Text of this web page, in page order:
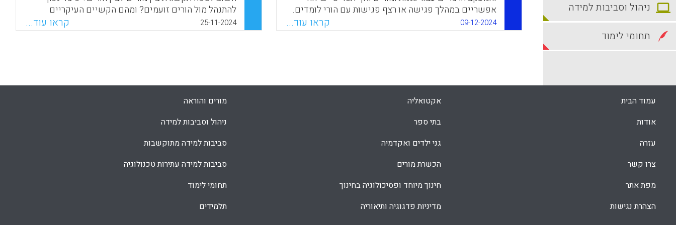
אפשריים במהלך פגישה או רצף פגישות עם הורי לומדים.
WhatsApp
Facebook
Email
X 09-12-2024 קראו עוד...
להתנהל מול הורים זועמים? ומהם הקשיים העיקריים
שעולים בתקשורת בין הורים לבין מורים? מראיין: ד"ר ברק
בר-זוהר.
25-11-2024 קראו עוד...
ניהול וסביבות למידה
תחומי לימוד
עמוד הבית
אודות
עזרה
צרו קשר
מפת אתר
הצהרת נגישות
אקטואליה
בתי ספר
גני ילדים ואקדמיה
הכשרת מורים
חינוך מיוחד ופסיכולוגיה בחינוך
מדיניות פדגוגיה ותיאוריה
מורים והוראה
ניהול וסביבות למידה
סביבות למידה מתוקשבות
סביבות למידה עתירות טכנולוגיה
תחומי לימוד
תלמידים